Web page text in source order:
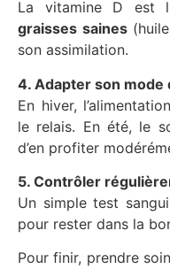
La vitamine D est
graisses saines(huile
son assimilation.
4. Adapter son mode
En hiver,
le relais. En été, le
d’en profiter
5. Contrôler
Un simple test
pour rester dans la
Pour finir, prendre